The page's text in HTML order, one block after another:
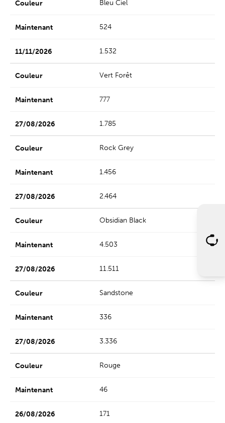
Bleu Ciel
524
1.532
Vert Forêt
777
1.785
Rock Grey
1.456
2.464
Obsidian Black
4.503
11.511
Sandstone
336
3.336
Rouge
46
171